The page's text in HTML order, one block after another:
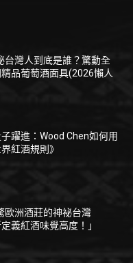
台灣人到底是誰？驚動全
品葡萄酒面具(2026懶人
子躍進：Wood Chen如何用
紅酒規則》
歐洲酒莊的神祕台灣
義紅酒味覺高度！」